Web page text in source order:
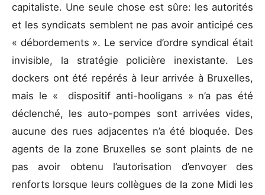
capitaliste. Une seule chose est sûre: les autorités
et les syndicats semblent ne pas avoir anticipé ces
« débordements ». Le service d’ordre syndical était
invisible, la stratégie policière inexistante. Les
dockers ont été repérés à leur arrivée à Bruxelles,
mais le « dispositif anti-hooligans » n’a pas été
déclenché, les auto-pompes sont arrivées vides,
aucune des rues adjacentes n’a été bloquée. Des
agents de la zone Bruxelles se sont plaints de ne
pas avoir obtenu l’autorisation d’envoyer des
renforts lorsque leurs collègues de la zone Midi les